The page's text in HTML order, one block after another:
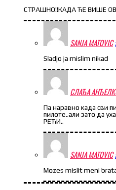
СТРАШНО!!КАДА ЋЕ ВИШЕ
SANJA MATOVIC
Sladjo ja mislim nikad
СЛАЂА
Па наравно када сви
пилоте..али зато да
РЕЋИ..
SANJA MATOVIC
Mozes mislit meni